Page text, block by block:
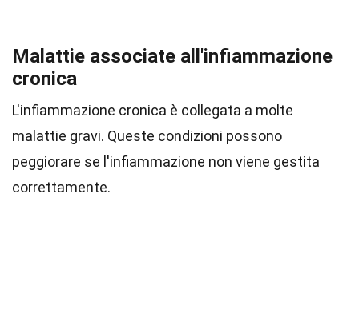
Malattie associate all'infiammazione
cronica
L'infiammazione cronica è collegata a molte
malattie gravi. Queste condizioni possono
peggiorare se l'infiammazione non viene gestita
correttamente.